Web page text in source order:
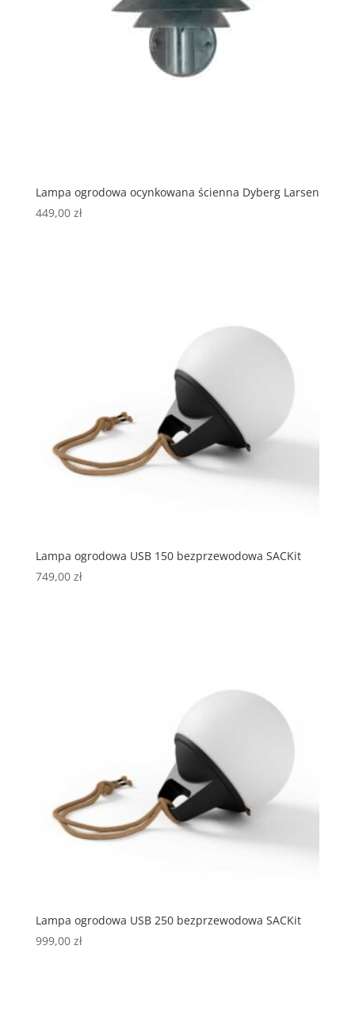
Lampa ogrodowa ocynkowana ścienna Dyberg Larsen
449,00 zł
Lampa ogrodowa USB 150 bezprzewodowa SACKit
749,00 zł
Lampa ogrodowa USB 250 bezprzewodowa SACKit
999,00 zł